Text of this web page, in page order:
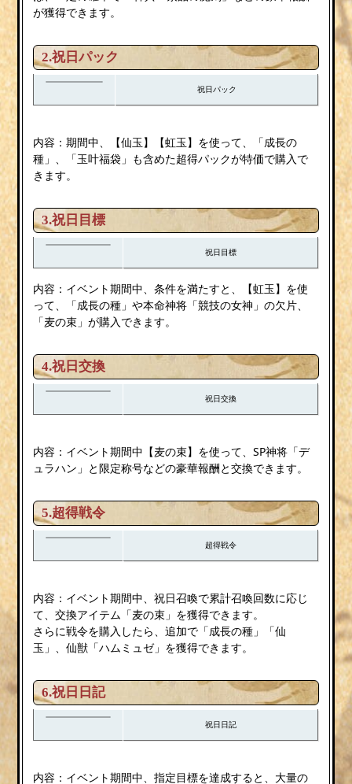
が獲得できます。
2.祝日パック
祝日パック
内容：期間中、【仙玉】【虹玉】を使って、「成長の
種」、「玉叶福袋」も含めた超得パックが特価で購入で
きます。
3.祝日目標
祝日目標
内容：イベント期間中、条件を満たすと、【虹玉】を使
って、「成長の種」や本命神将「競技の女神」の欠片、
「麦の束」が購入できます。
4.祝日交換
祝日交換
内容：イベント期間中【麦の束】を使って、SP神将「デ
ュラハン」と限定称号などの豪華報酬と交換できます。
5.超得戦令
超得戦令
内容：イベント期間中、祝日召喚で累計召喚回数に応じ
て、交換アイテム「麦の束」を獲得できます。
さらに戦令を購入したら、追加で「成長の種」「仙
玉」、仙獣「ハムミュゼ」を獲得できます。
6.祝日日記
祝日日記
内容：イベント期間中、指定目標を達成すると、大量の